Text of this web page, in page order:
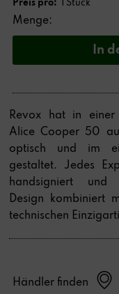
Preis pro: 1 Stück
Menge:
In
Revox hat in einer
Alice Cooper 50
optisch und im
gestaltet. Jedes
handsigniert und
Design kombiniert
technischen
Händler finden